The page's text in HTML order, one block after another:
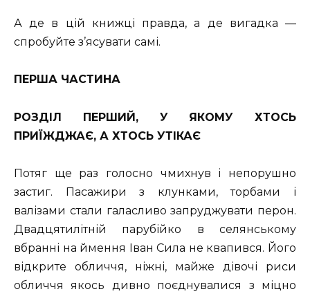
А де в цій книжці правда, а де вигадка —
спробуйте з’ясувати самі.
ПЕРША ЧАСТИНА
РОЗДІЛ ПЕРШИЙ, У ЯКОМУ ХТОСЬ
ПРИЇЖДЖАЄ, А ХТОСЬ УТІКАЄ
Потяг ще раз голосно чмихнув і непорушно
застиг. Пасажири з клунками, торбами і
валізами стали галасливо запруджувати перон.
Двадцятилітній парубійко в селянському
вбранні на ймення Іван Сила не квапився. Його
відкрите обличчя, ніжні, майже дівочі риси
обличчя якось дивно поєднувалися з міцно